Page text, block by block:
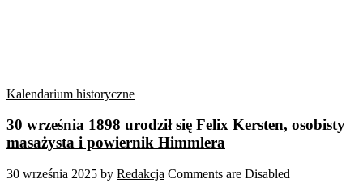
Kalendarium historyczne
30 września 1898 urodził się Felix Kersten, osobisty
masażysta i powiernik Himmlera
30 września 2025 by Redakcja Comments are Disabled